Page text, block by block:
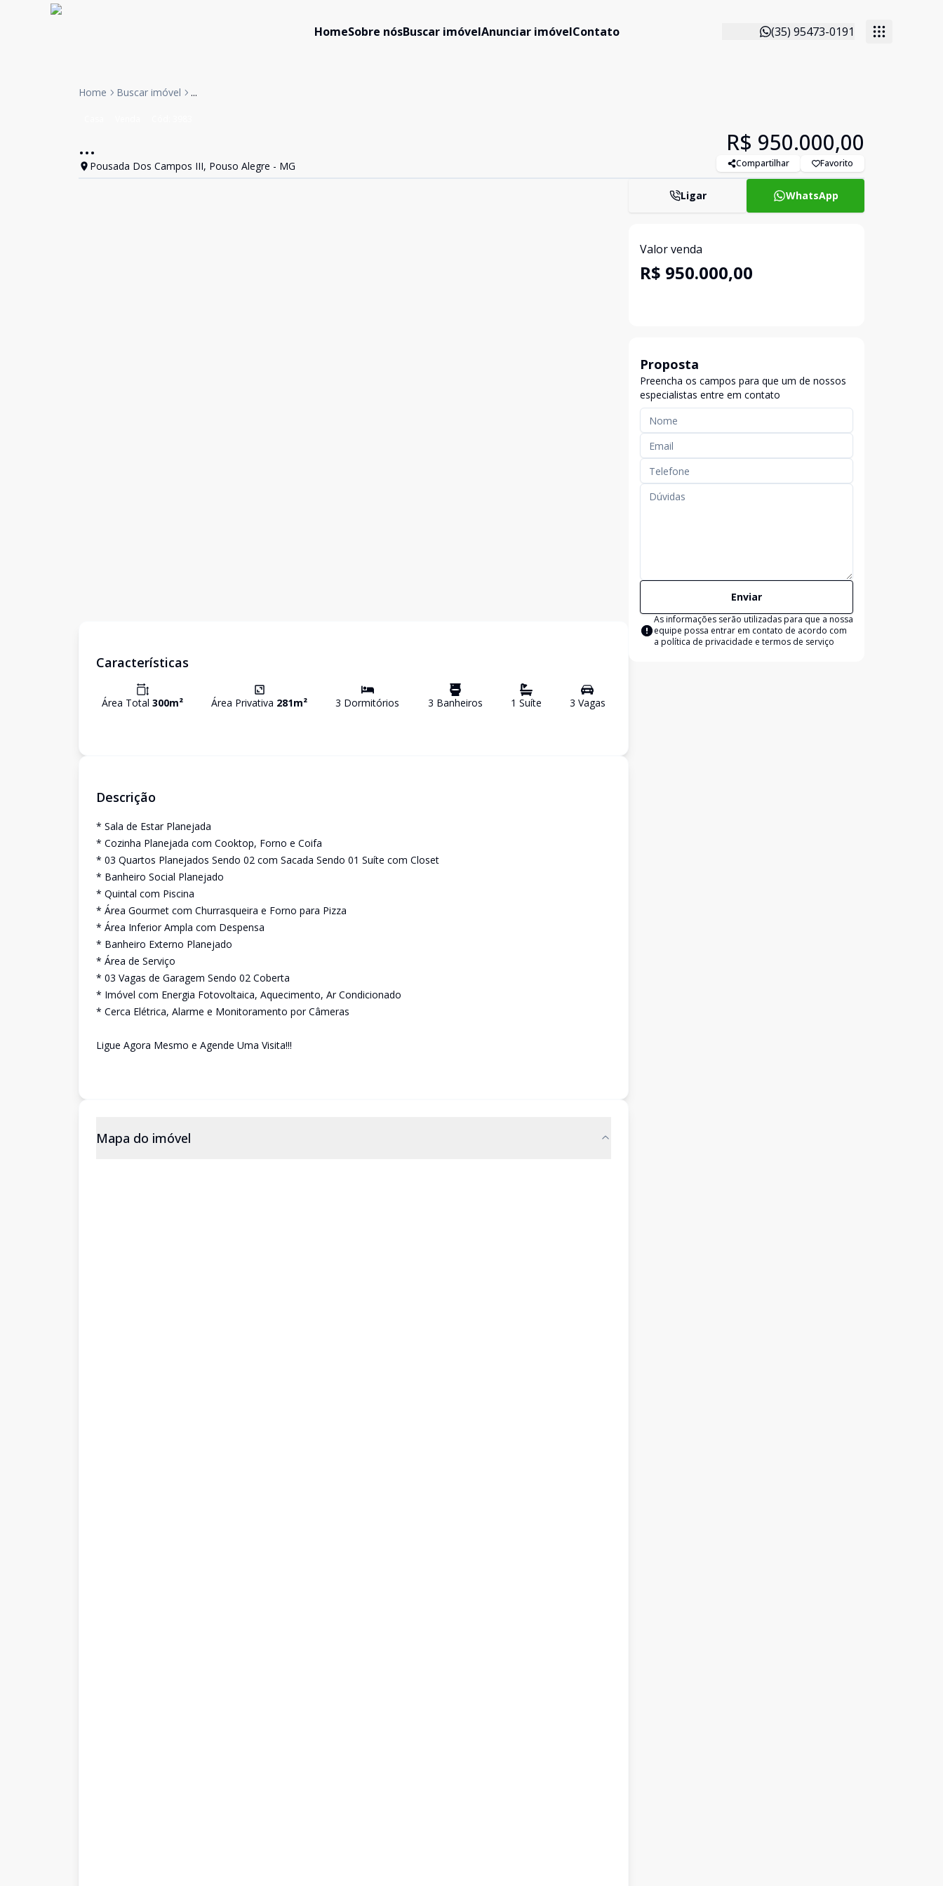
HomeSobre nósBuscar imóvelAnunciar imóvelContato (35) 95473-0191
Home Buscar imóvel ...
...
Pousada Dos Campos III, Pouso Alegre - MG
R$ 950.000,00
Compartilhar Favorito
Características
Área Total 300m² Área Privativa 281m² 3 Dormitórios 3 Banheiros 1 Suíte 3 Vagas
Descrição
* Sala de Estar Planejada
* Cozinha Planejada com Cooktop, Forno e Coifa
* 03 Quartos Planejados Sendo 02 com Sacada Sendo 01 Suíte com Closet
* Banheiro Social Planejado
* Quintal com Piscina
* Área Gourmet com Churrasqueira e Forno para Pizza
* Área Inferior Ampla com Despensa
* Banheiro Externo Planejado
* Área de Serviço
* 03 Vagas de Garagem Sendo 02 Coberta
* Imóvel com Energia Fotovoltaica, Aquecimento, Ar Condicionado
* Cerca Elétrica, Alarme e Monitoramento por Câmeras
Ligue Agora Mesmo e Agende Uma Visita!!!
Mapa do imóvel
Ligar WhatsApp
Valor venda
R$ 950.000,00
Proposta
Preencha os campos para que um de nossos
especialistas entre em contato
Enviar
As informações serão utilizadas para que a nossa
equipe possa entrar em contato de acordo com
a política de privacidade e termos de serviço